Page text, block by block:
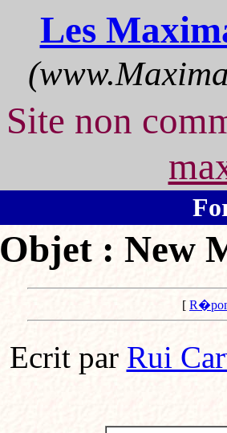
Les
Site non
Objet : New
[
Ecrit par Rui